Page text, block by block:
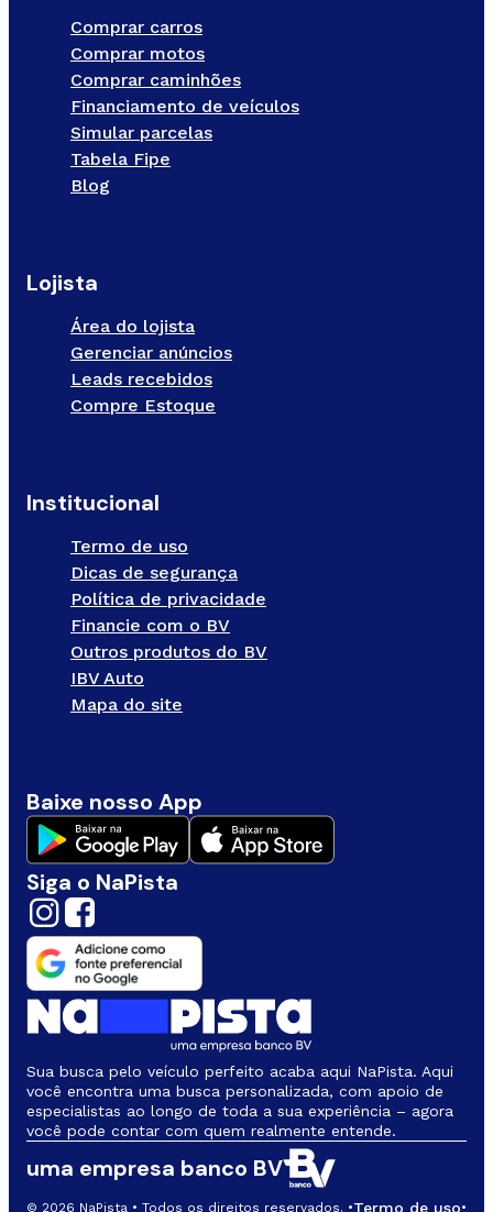
Comprar carros
Comprar motos
Comprar caminhões
Financiamento de veículos
Simular parcelas
Tabela Fipe
Blog
Lojista
Área do lojista
Gerenciar anúncios
Leads recebidos
Compre Estoque
Institucional
Termo de uso
Dicas de segurança
Política de privacidade
Financie com o BV
Outros produtos do BV
IBV Auto
Mapa do site
Baixe nosso App
Siga o NaPista
Sua busca pelo veículo perfeito acaba aqui NaPista. Aqui
você encontra uma busca personalizada, com apoio de
especialistas ao longo de toda a sua experiência – agora
você pode contar com quem realmente entende.
© 2026 NaPista • Todos os direitos reservados. •Termo de uso•
uma empresa banco BV